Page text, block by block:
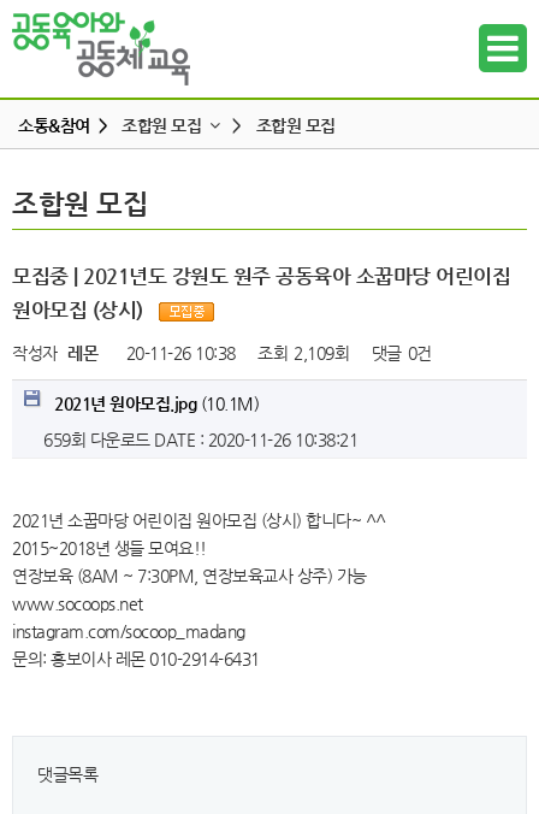
하위메뉴
하위메뉴
하위메뉴
소통&참여 > 조합원 모집 >
공동육아 ing
터전 소식
알리고 싶어요
조합원 모집
조합원 모집
모집중 | 2021년도 강원도 원주 공동육아 소꿉마당 어린이집
원아모집 (상시)
작성자 레몬 20-11-26 10:38 조회 2,109회 댓글 0건
2021년 원아모집.jpg(10.1M)
659회 다운로드 DATE : 2020-11-26 10:38:21
2021년 소꿉마당 어린이집 원아모집 (상시) 합니다~ ^^
2015~2018년 생들 모여요!!
연장보육 (8AM ~ 7:30PM, 연장보육교사 상주) 가능
www.socoops.net
instagram.com/socoop_madang
문의: 홍보이사 레몬 010-2914-6431
댓글목록